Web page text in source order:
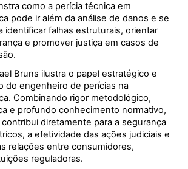
como a perícia técnica em
pode ir além da análise de danos e se
identificar falhas estruturais, orientar
e promover justiça em casos de
Bruns ilustra o papel estratégico e
do engenheiro de perícias na
Combinando rigor metodológico,
e profundo conhecimento normativo,
diretamente para a segurança
a efetividade das ações judiciais e
relações entre consumidores,
reguladoras.